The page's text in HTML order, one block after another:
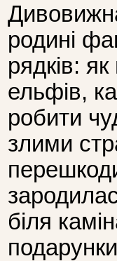
родині
рядків:
ельфів,
робити
злими
біля